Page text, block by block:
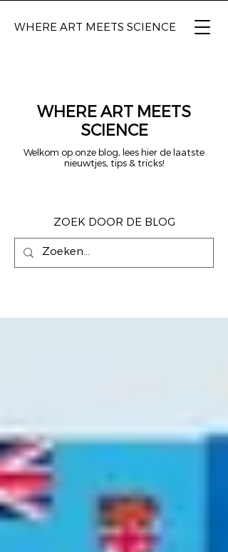
WHERE ART MEETS SCIENCE
WHERE ART MEETS
SCIENCE
Welkom op onze blog, lees hier de laatste
nieuwtjes, tips & tricks!
ZOEK DOOR DE BLOG